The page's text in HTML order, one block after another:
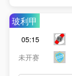
玻利甲
05:15
未开赛